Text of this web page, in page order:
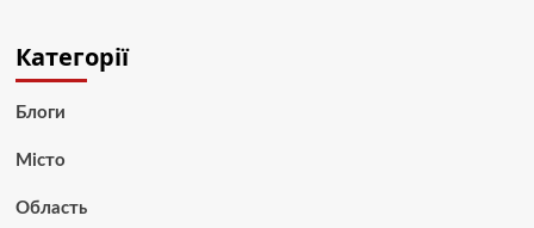
Категорії
Блоги
Місто
Область